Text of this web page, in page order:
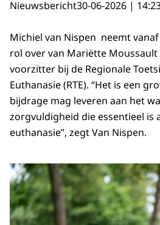
Nieuwsbericht30-06-2026 |
Michiel van Nispen neemt
rol over van Mariëtte
voorzitter bij de Regionale
Euthanasie (RTE). “Het is een
bijdrage mag leveren aan het
zorgvuldigheid die essentieel is
euthanasie”, zegt Van Nispen.